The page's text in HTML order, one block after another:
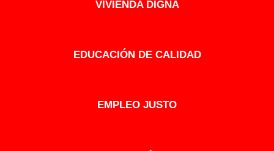
VIVIENDA DIGNA
EDUCACIÓN DE CALIDAD
EMPLEO JUSTO